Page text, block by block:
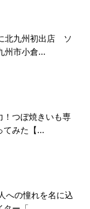
北九州初出店 ソ
州市小倉...
！つぼ焼きいも専
てみた【...
への憧れを名に込